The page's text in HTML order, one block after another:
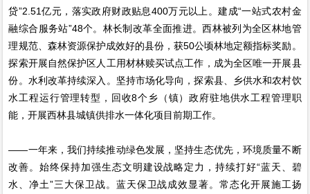
贷”2.51亿元，落实政府财政贴息400万元以上。建成“一站式农村金
融综合服务站”48个。林长制改革全面推进。西林被列为全区林地管
理规范、森林资源保护成效好的县份，获50公顷林地定额指标奖励。
探索开展自然保护区人工用材林赎买试点工作，成为全区唯一开展县
份。水利改革持续深入。坚持市场化导向，探索县、乡供水和农村饮
水工程运行管理转型，回收8个乡（镇）政府驻地供水工程管理职
能，开展西林县城镇供排水一体化项目前期工作。
——一年来，我们持续推动绿色发展，坚持生态优先，环境质量不断
改善。始终保持加强生态文明建设战略定力，持续打好“蓝天、碧
水、净土”三大保卫战。蓝天保卫战成效显著。常态化开展施工扬